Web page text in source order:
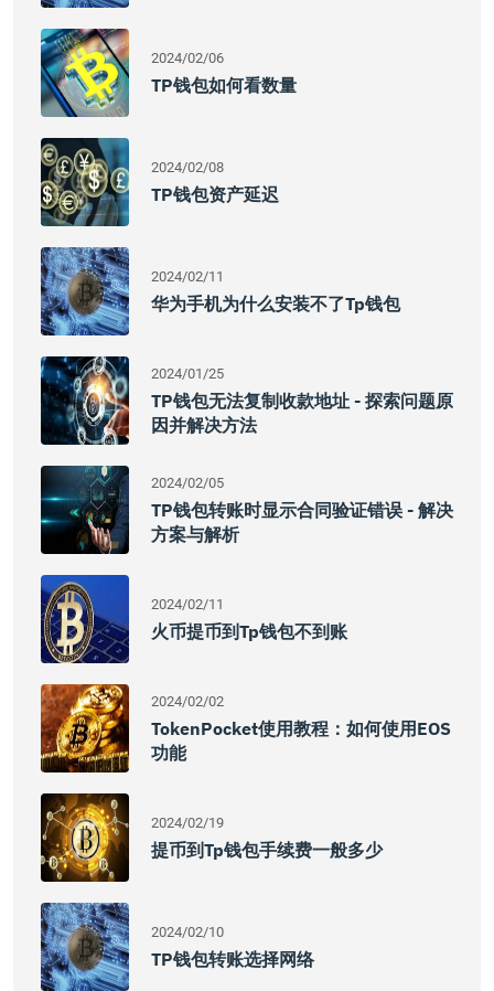
2024/02/06
TP钱包如何看数量
2024/02/08
TP钱包资产延迟
2024/02/11
华为手机为什么安装不了tp钱包
2024/01/25
TP钱包无法复制收款地址 - 探索问题原
因并解决方法
2024/02/05
TP钱包转账时显示合同验证错误 - 解决
方案与解析
2024/02/11
火币提币到tp钱包不到账
2024/02/02
TokenPocket使用教程：如何使用EOS
功能
2024/02/19
提币到tp钱包手续费一般多少
2024/02/10
TP钱包转账选择网络